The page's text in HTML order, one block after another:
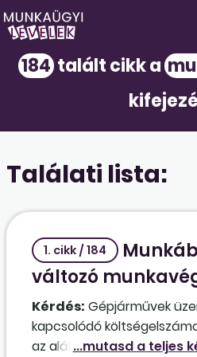
184talált cikk a
Találati lista:
1. cikk / 184
változó
Kérdés: Gépjárművek
kapcsolódó
az alábbiakban kérem a